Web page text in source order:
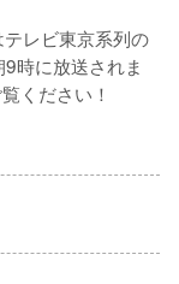
テレビ東京系列の
時に放送されま
ください！